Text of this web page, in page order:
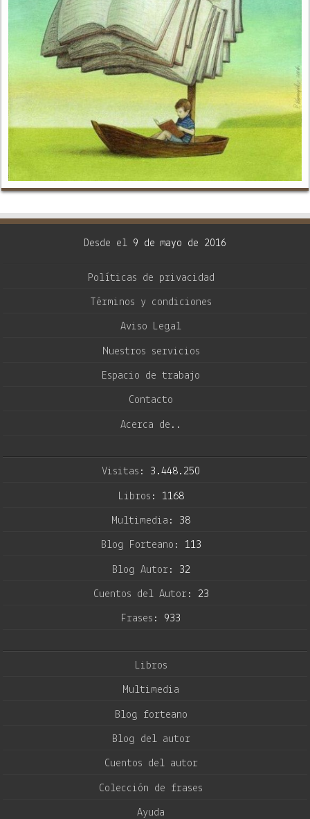
Desde el 9 de mayo de 2016
Políticas de privacidad
Términos y condiciones
Aviso Legal
Nuestros servicios
Espacio de trabajo
Contacto
Acerca de..
Visitas: 3.448.250
Libros: 1168
Multimedia: 38
Blog Forteano: 113
Blog Autor: 32
Cuentos del Autor: 23
Frases: 933
Libros
Multimedia
Blog forteano
Blog del autor
Cuentos del autor
Colección de frases
Ayuda